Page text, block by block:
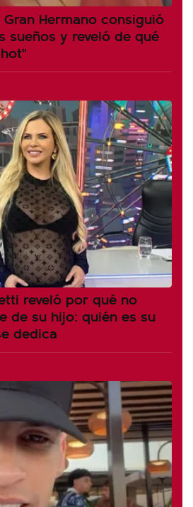
Hermano consiguió
sueños y reveló de qué
reveló por qué no
de su hijo: quién es su
dedica